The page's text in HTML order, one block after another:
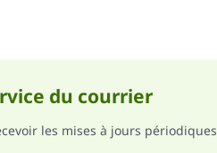
du courrier
les mises à jours périodiques